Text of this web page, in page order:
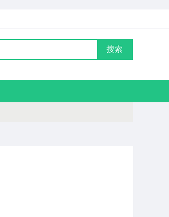
搜索